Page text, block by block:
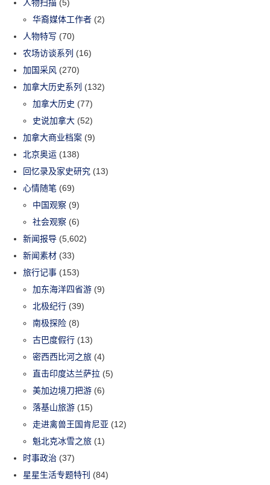
人物扫描 (5)
华裔媒体工作者 (2)
人物特写 (70)
农场访谈系列 (16)
加国采风 (270)
加拿大历史系列 (132)
加拿大历史 (77)
史说加拿大 (52)
加拿大商业档案 (9)
北京奥运 (138)
回忆录及家史研究 (13)
心情随笔 (69)
中国观察 (9)
社会观察 (6)
新闻报导 (5,602)
新闻素材 (33)
旅行记事 (153)
加东海洋四省游 (9)
北极纪行 (39)
南极探险 (8)
古巴度假行 (13)
密西西比河之旅 (4)
直击印度达兰萨拉 (5)
美加边境刀把游 (6)
落基山旅游 (15)
走进禽兽王国肯尼亚 (12)
魁北克冰雪之旅 (1)
时事政治 (37)
星星生活专题特刊 (84)